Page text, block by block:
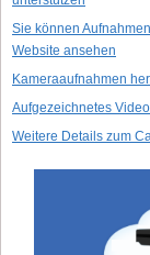
Sie können
Website ansehen
Kameraaufnahmen
Aufgezeichnetes
Weitere Details zum